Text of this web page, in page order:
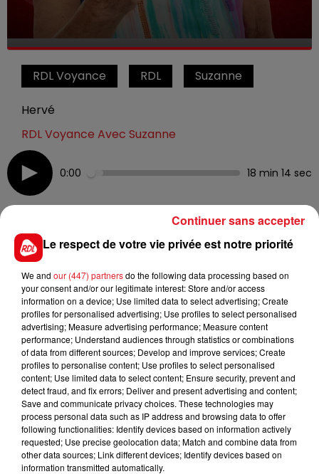
RDL Voyance RDL Suzanne
Hervé
RDL Voyance Avec Suzanne
0:00 18 min 14 sec
30 mai 2022 - 18 min 14 sec
RDL VOYANCE DU 27 MAI 2022
Tous les vendredis dès 11h, retrouvez notre voyante
incontournable dans la région !
TITRES DIFFUSÉS
Le respect de votre vie privée est notre priorité
We and our (447) partnersdo the following data processing based on
your consent and/or our legitimate interest: Store and/or access
information on a device; Use limited data to select advertising; Create
profiles for personalised advertising; Use profiles to select personalised
advertising; Measure advertising performance; Measure content
performance; Understand audiences through statistics or combinations
of data from different sources; Develop and improve services; Create
profiles to personalise content; Use profiles to select personalised
content; Use limited data to select content; Ensure security, prevent and
detect fraud, and fix errors; Deliver and present advertising and content;
Save and communicate privacy choices. These technologies may
process personal data such as IP address and browsing data to offer
following functionalities: Identify devices based on information actively
requested; Use precise geolocation data; Match and combine data from
other data sources; Link different devices; Identify devices based on
information transmitted automatically.
Continuer sans accepter